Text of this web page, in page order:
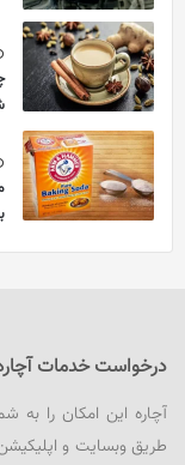
درخواست خدمات
آچاره این امکان را به
طریق وبسایت و